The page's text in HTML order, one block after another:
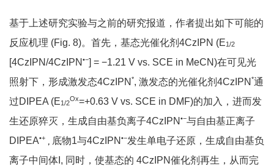
基于上述研究实验与之前的研究报道，作者提出如下可能的
反应机理 (Fig. 8)。首先，基态光催化剂4CzIPN (E1/2
[4CzIPN/4CzIPN •−] = −1.21 V vs. SCE in MeCN)在可见光
照射下，形成激发态4CzIPN *, 激发态的光催化剂4CzIPN *通
过DIPEA (E1/2
Ox=+0.63 V vs. SCE in DMF)的加入，进而发
生还原猝灭，生成自由基负离子4CzIPN •−与自由基正离子
DIPEA•+
， 底物1与4CzIPN •−发生单电子还原，生成自由基负
离子中间体I, 同时，使基态的 4CzIPN催化剂再生，从而完